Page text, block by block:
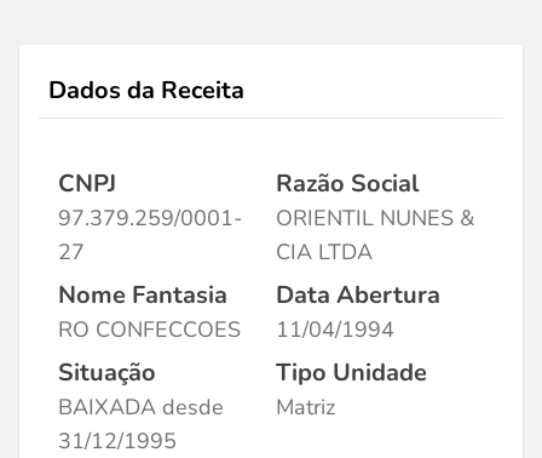
Dados da Receita
CNPJ
97.379.259/0001-
27
Razão Social
ORIENTIL NUNES &
CIA LTDA
Nome Fantasia
RO CONFECCOES
Data Abertura
11/04/1994
Situação
BAIXADA desde
31/12/1995
Tipo Unidade
Matriz